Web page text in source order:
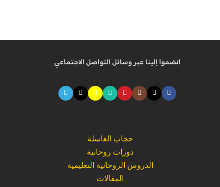
انضموا إلينا عبر وسائل التواصل الاجتماعي
حجاب الغاسلة
دورات روحانية
الدروس الروحانية التعليمية
المقالات